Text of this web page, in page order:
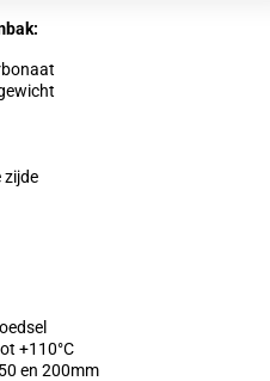
zijde
+110°C
en 200mm